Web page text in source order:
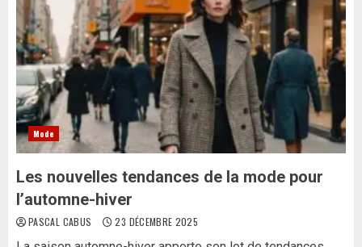
Mode
Les nouvelles tendances de la mode pour
l’automne-hiver
PASCAL CABUS 23 DÉCEMBRE 2025